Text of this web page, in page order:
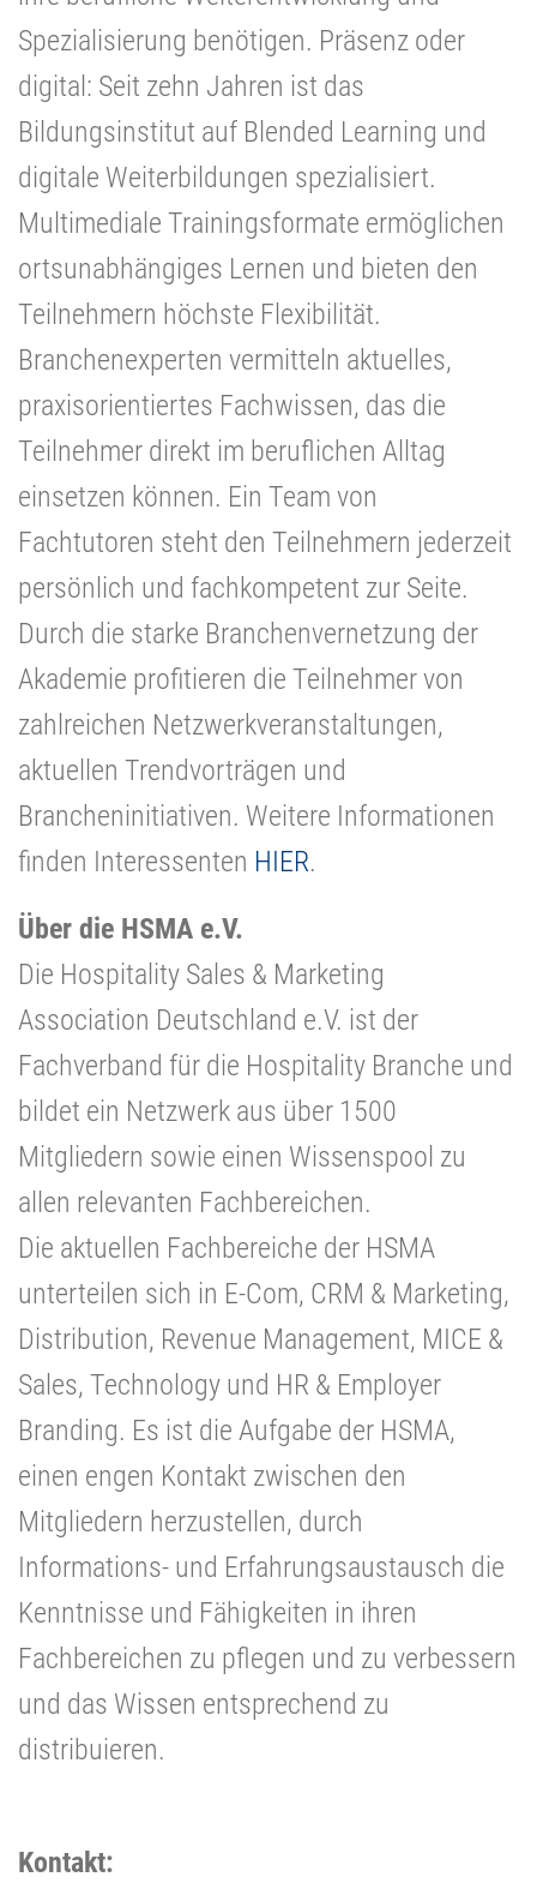
Spezialisierung benötigen. Präsenz oder
digital: Seit zehn Jahren ist das
Bildungsinstitut auf Blended Learning und
digitale Weiterbildungen spezialisiert.
Multimediale Trainingsformate ermöglichen
ortsunabhängiges Lernen und bieten den
Teilnehmern höchste Flexibilität.
Branchenexperten vermitteln aktuelles,
praxisorientiertes Fachwissen, das die
Teilnehmer direkt im beruflichen Alltag
einsetzen können. Ein Team von
Fachtutoren steht den Teilnehmern jederzeit
persönlich und fachkompetent zur Seite.
Durch die starke Branchenvernetzung der
Akademie profitieren die Teilnehmer von
zahlreichen Netzwerkveranstaltungen,
aktuellen Trendvorträgen und
Brancheninitiativen. Weitere Informationen
finden Interessenten HIER.
Über die HSMA e.V.
Die Hospitality Sales & Marketing
Association Deutschland e.V. ist der
Fachverband für die Hospitality Branche und
bildet ein Netzwerk aus über 1500
Mitgliedern sowie einen Wissenspool zu
allen relevanten Fachbereichen.
Die aktuellen Fachbereiche der HSMA
unterteilen sich in E-Com, CRM & Marketing,
Distribution, Revenue Management, MICE &
Sales, Technology und HR & Employer
Branding. Es ist die Aufgabe der HSMA,
einen engen Kontakt zwischen den
Mitgliedern herzustellen, durch
Informations- und Erfahrungsaustausch die
Kenntnisse und Fähigkeiten in ihren
Fachbereichen zu pflegen und zu verbessern
und das Wissen entsprechend zu
distribuieren.
Kontakt: